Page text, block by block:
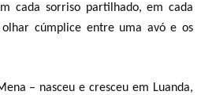
cada sorriso partilhado, em cada
cúmplice entre uma avó e os
– nasceu e cresceu em Luanda,